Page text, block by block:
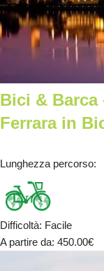
Bici & Barca
Ferrara in
Lunghezza percorso:
Difficoltà: Facile
A partire da: 450.00€